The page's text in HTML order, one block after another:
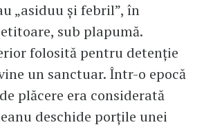
„asiduu și febril”, în
sub plapumă.
folosită pentru detenție
un sanctuar. Într-o epocă
plăcere era considerată
deschide porțile unei